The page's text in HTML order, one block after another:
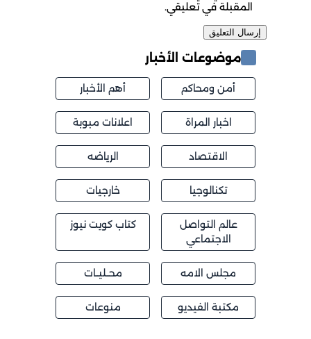
المقبلة في تعليقي.
موضوعات الأخبار
أمن ومحاكم أهم الأخبار
اخبار المراة اعلانات مبوبة
الاقتصاد الرياضه
تكنالوجيا خارجيات
عالم التواصل
الاجتماعي
كتاب كويت نيوز
مجلس الامه محــليــات
مكتبة الفيديو منوعات